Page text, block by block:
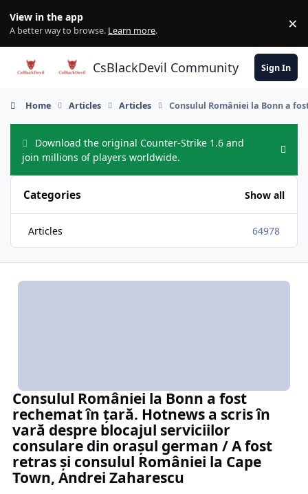
View in the app
A better way to browse. Learn more. ×
CsBlackDevil Community Sign In
Home Articles Articles Consulul României la Bonn a
Download the original Counter-Strike 1.6 and
join millions of players worldwide.
Hide
Categories Show all
Articles 64978
Consulul României la Bonn a fost
rechemat în țară. Hotnews a scris în
vară despre blocajul serviciilor
consulare din orașul german / A fost
retras și consulul României la Cape
Town, Andrei Zaharescu